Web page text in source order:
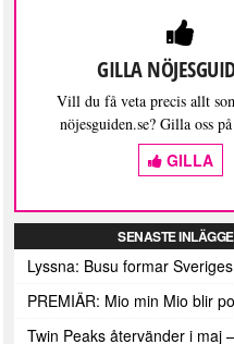
GILLA
Vill du få veta precis allt
nöjesguiden.se? Gilla oss
GILLA
SENASTE